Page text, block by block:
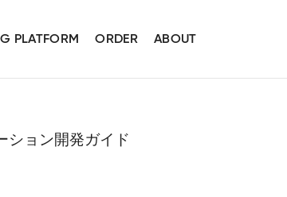
PLATFORM ORDER ABOUT
ョン開発ガイド